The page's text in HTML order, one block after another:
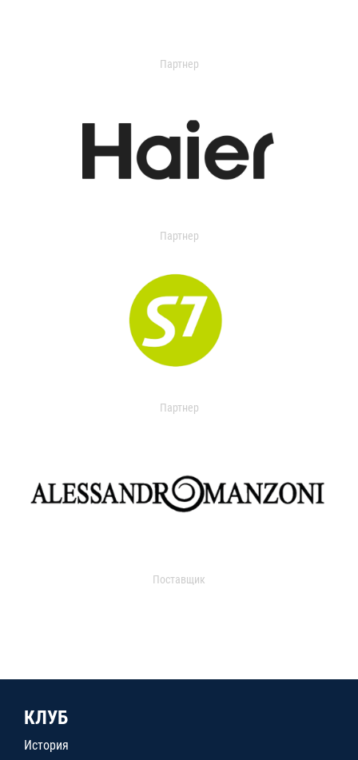
Партнер
Партнер
Партнер
Поставщик
КЛУБ
История